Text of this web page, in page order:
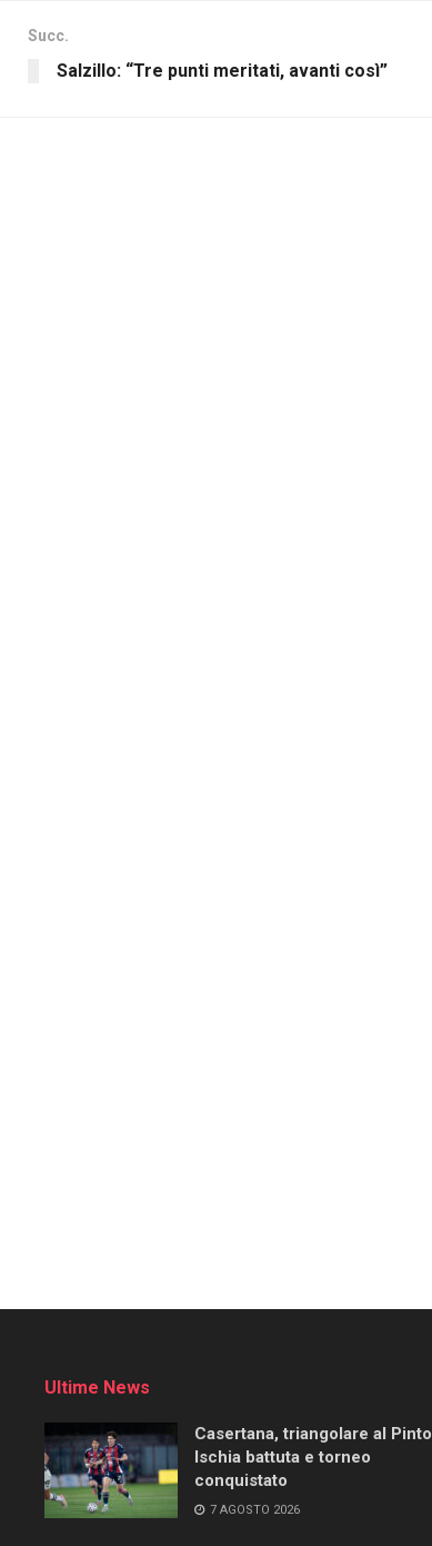
Succ.
Salzillo: “Tre punti meritati, avanti così”
Ultime News
Casertana, triangolare al
Ischia battuta e torneo
conquistato
7 AGOSTO 2026